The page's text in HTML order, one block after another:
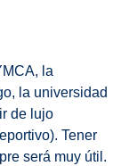
la
la universidad
de lujo
Tener
será muy útil.